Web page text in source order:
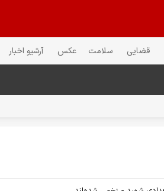
قضایی سلامت عکس آرشیو اخبار